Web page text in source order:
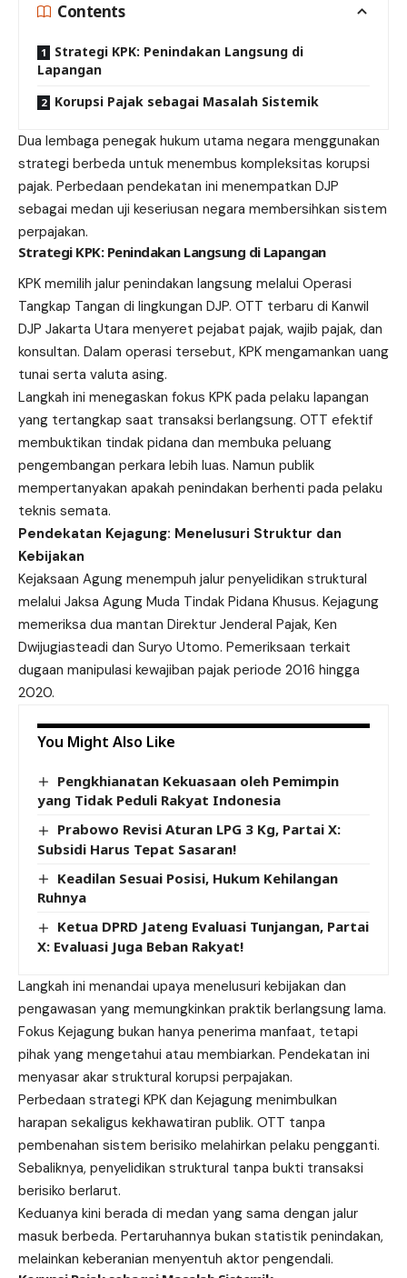
Contents
Strategi KPK: Penindakan Langsung di
Lapangan
Korupsi Pajak sebagai Masalah Sistemik
Dua lembaga penegak hukum utama negara menggunakan
strategi berbeda untuk menembus kompleksitas korupsi
pajak. Perbedaan pendekatan ini menempatkan DJP
sebagai medan uji keseriusan negara membersihkan sistem
perpajakan.
Strategi KPK: Penindakan Langsung di Lapangan
KPK memilih jalur penindakan langsung melalui Operasi
Tangkap Tangan di lingkungan DJP. OTT terbaru di Kanwil
DJP Jakarta Utara menyeret pejabat pajak, wajib pajak, dan
konsultan. Dalam operasi tersebut, KPK mengamankan uang
tunai serta valuta asing.
Langkah ini menegaskan fokus KPK pada pelaku lapangan
yang tertangkap saat transaksi berlangsung. OTT efektif
membuktikan tindak pidana dan membuka peluang
pengembangan perkara lebih luas. Namun publik
mempertanyakan apakah penindakan berhenti pada pelaku
teknis semata.
Pendekatan Kejagung: Menelusuri Struktur dan
Kebijakan
Kejaksaan Agung menempuh jalur penyelidikan struktural
melalui Jaksa Agung Muda Tindak Pidana Khusus. Kejagung
memeriksa dua mantan Direktur Jenderal Pajak, Ken
Dwijugiasteadi dan Suryo Utomo. Pemeriksaan terkait
dugaan manipulasi kewajiban pajak periode 2016 hingga
2020.
You Might Also Like
Pengkhianatan Kekuasaan oleh Pemimpin
yang Tidak Peduli Rakyat Indonesia
Prabowo Revisi Aturan LPG 3 Kg, Partai X:
Subsidi Harus Tepat Sasaran!
Keadilan Sesuai Posisi, Hukum Kehilangan
Ruhnya
Ketua DPRD Jateng Evaluasi Tunjangan, Partai
X: Evaluasi Juga Beban Rakyat!
Langkah ini menandai upaya menelusuri kebijakan dan
pengawasan yang memungkinkan praktik berlangsung lama.
Fokus Kejagung bukan hanya penerima manfaat, tetapi
pihak yang mengetahui atau membiarkan. Pendekatan ini
menyasar akar struktural korupsi perpajakan.
Perbedaan strategi KPK dan Kejagung menimbulkan
harapan sekaligus kekhawatiran publik. OTT tanpa
pembenahan sistem berisiko melahirkan pelaku pengganti.
Sebaliknya, penyelidikan struktural tanpa bukti transaksi
berisiko berlarut.
Keduanya kini berada di medan yang sama dengan jalur
masuk berbeda. Pertaruhannya bukan statistik penindakan,
melainkan keberanian menyentuh aktor pengendali.